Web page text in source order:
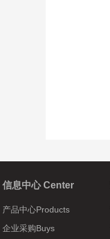
信息中心 Center
产品中心Products
企业采购Buys